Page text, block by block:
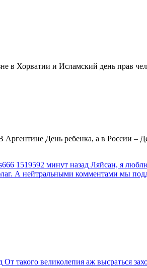
в Хорватии и Исламский день
День ребенка, а в России –
1519592 минут назад Ляйсан, я
А нейтральными комментами мы
От такого великолепия аж высраться